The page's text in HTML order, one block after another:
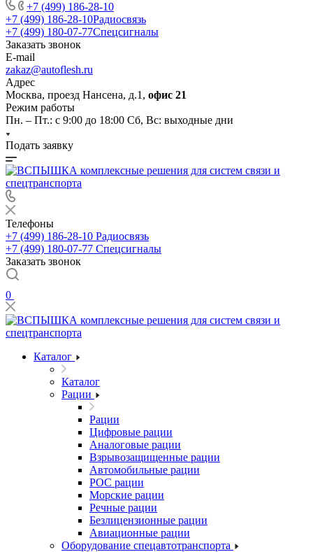
+7 (499) 186-28-10
+7 (499) 186-28-10Радиосвязь
+7 (499) 180-07-77Спецсигналы
Заказать звонок
E-mail
zakaz@autoflesh.ru
Адрес
Москва, проезд Нансена, д.1, офис 21
Режим работы
Пн. – Пт.: с 9:00 до 18:00 Cб, Вс: выходные дни
Подать заявку
Телефоны
+7 (499) 186-28-10 Радиосвязь
+7 (499) 180-07-77 Спецсигналы
Заказать звонок
0
Каталог
Каталог
Рации
Рации
Цифровые рации
Аналоговые рации
Взрывозащищенные рации
Автомобильные рации
POC рации
Морские рации
Речные рации
Безлицензионные рации
Авиационные рации
Оборудование спецавтотранспорта